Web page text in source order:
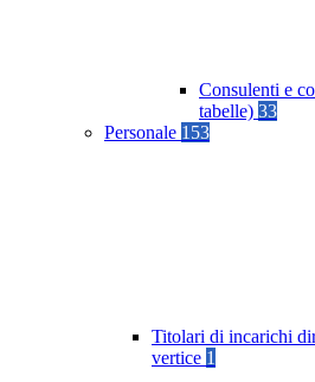
Consulenti e
tabelle) 33
Personale 153
Titolari di incarichi
vertice 1